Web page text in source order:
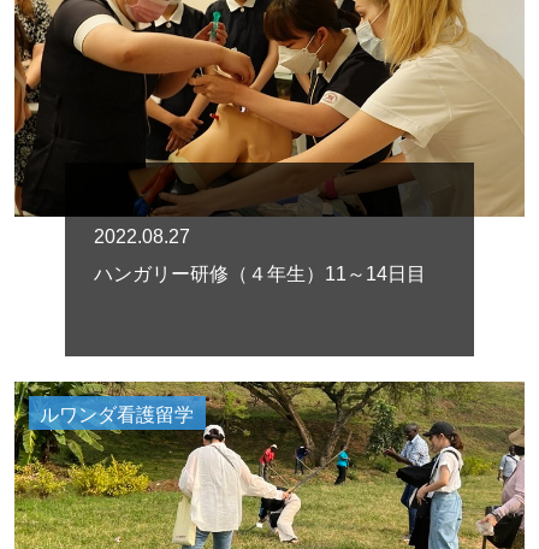
2022.08.27
ハンガリー研修（４年生）11～14日目
ルワンダ看護留学